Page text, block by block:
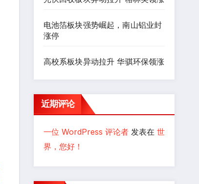
电池箔板块强势崛起，南山铝业封
涨停
高校系板块异动拉升 华骐环保领涨
近期评论
一位 WordPress 评论者发表在 世
界，您好！